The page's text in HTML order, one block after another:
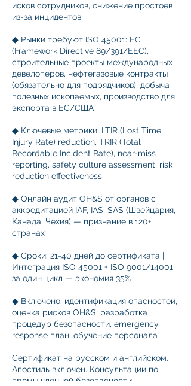
исков сотрудников, снижение простоев
из-за инцидентов
◆ Рынки требуют ISO 45001: ЕС
(Framework Directive 89/391/EEC),
строительные проекты международных
девелоперов, нефтегазовые контракты
(обязательно для подрядчиков), добыча
полезных ископаемых, производство для
экспорта в ЕС/США
◆ Ключевые метрики: LTIR (Lost Time
Injury Rate) reduction, TRIR (Total
Recordable Incident Rate), near-miss
reporting, safety culture assessment, risk
reduction effectiveness
◆ Онлайн аудит OH&S от органов с
аккредитацией IAF, IAS, SAS (Швейцария,
Канада, Чехия) — признание в 120+
странах
◆ Сроки: 21-40 дней до сертификата |
Интеграция ISO 45001 + ISO 9001/14001
за один цикл — экономия 35%
◆ Включено: идентификация опасностей,
оценка рисков OH&S, разработка
процедур безопасности, emergency
response план, обучение персонала
Сертификат на русском и английском.
Апостиль включен. Консультации по
промышленной безопасности.